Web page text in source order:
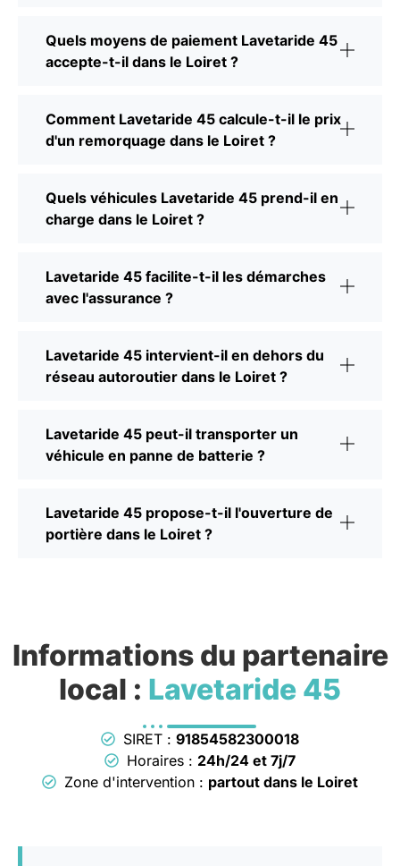
Quels moyens de paiement Lavetaride 45
accepte-t-il dans le Loiret ?
Comment Lavetaride 45 calcule-t-il le prix
d'un remorquage dans le Loiret ?
Quels véhicules Lavetaride 45 prend-il en
charge dans le Loiret ?
Lavetaride 45 facilite-t-il les démarches
avec l'assurance ?
Lavetaride 45 intervient-il en dehors du
réseau autoroutier dans le Loiret ?
Lavetaride 45 peut-il transporter un
véhicule en panne de batterie ?
Lavetaride 45 propose-t-il l'ouverture de
portière dans le Loiret ?
Informations du partenaire
local : Lavetaride 45
SIRET : 91854582300018
Horaires : 24h/24 et 7j/7
Zone d'intervention : partout dans le Loiret